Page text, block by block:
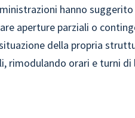
hanno
aperture parziali o
della propria
rimodulando orari e turni di